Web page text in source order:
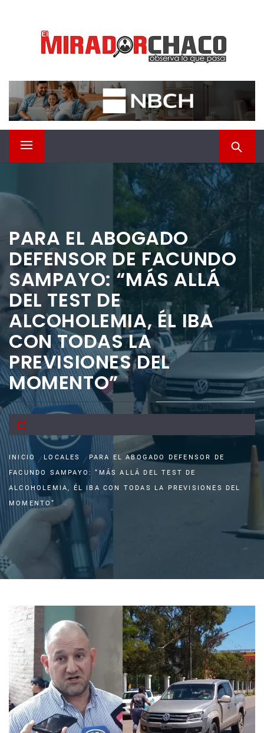
contenido
EL MIRADOR CHACO
Observá lo que pasa
Menú
PARA EL ABOGADO
DEFENSOR DE FACUNDO
SAMPAYO: “MÁS ALLÁ
DEL TEST DE
ALCOHOLEMIA, ÉL IBA
CON TODAS LA
PREVISIONES DEL
MOMENTO”
INICIO LOCALES
PARA EL ABOGADO DEFENSOR DE
FACUNDO SAMPAYO: “MÁS ALLÁ DEL TEST DE
ALCOHOLEMIA, ÉL IBA CON TODAS LA PREVISIONES DEL
MOMENTO”